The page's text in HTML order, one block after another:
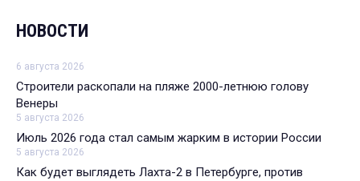
НОВОСТИ
6 августа 2026
Строители раскопали на пляже 2000-летнюю голову
Венеры
5 августа 2026
Июль 2026 года стал самым жарким в истории России
5 августа 2026
Как будет выглядеть Лахта-2 в Петербурге, против